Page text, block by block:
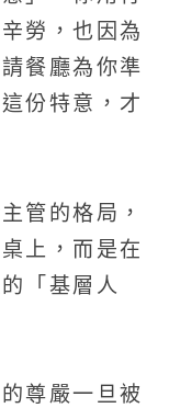
勞，也因為
餐廳為你準
份特意，才
管的格局，
上，而是在
「基層人
尊嚴一旦被